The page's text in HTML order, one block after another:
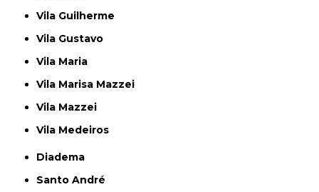
Vila Guilherme
Vila Gustavo
Vila Maria
Vila Marisa Mazzei
Vila Mazzei
Vila Medeiros
Diadema
Santo André